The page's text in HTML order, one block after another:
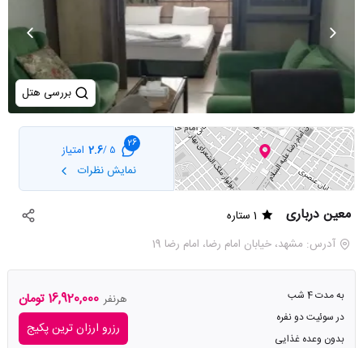
بررسی هتل
26
5 /
2.6 امتیاز
نمایش نظرات
معین درباری
1 ستاره
آدرس: مشهد، خیابان امام رضا، امام رضا 19
به مدت 4 شب
در سوئیت دو نفره
بدون وعده غذایی
هرنفر 16,920,000 تومان
رزرو ارزان ترین پکیج